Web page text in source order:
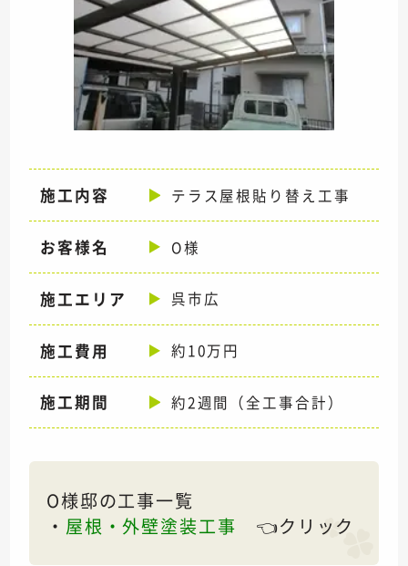
施工内容 テラス屋根貼り替え工事
お客様名 O様
施工エリア 呉市広
施工費用 約10万円
施工期間 約2週間（全工事合計）
O様邸の工事一覧
・ 屋根・外壁塗装工事 👈クリック